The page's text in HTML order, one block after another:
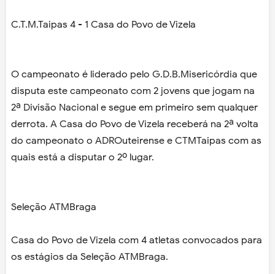
C.T.M.Taipas 4 - 1 Casa do Povo de Vizela
O campeonato é liderado pelo G.D.B.Misericórdia que
disputa este campeonato com 2 jovens que jogam na
2ª Divisão Nacional e segue em primeiro sem qualquer
derrota. A Casa do Povo de Vizela receberá na 2ª volta
do campeonato o ADROuteirense e CTMTaipas com as
quais está a disputar o 2º lugar.
Seleção ATMBraga
Casa do Povo de Vizela com 4 atletas convocados para
os estágios da Seleção ATMBraga.